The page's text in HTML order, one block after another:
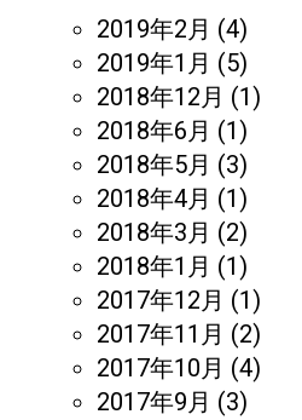
2019年2月 (4)
2019年1月 (5)
2018年12月 (1)
2018年6月 (1)
2018年5月 (3)
2018年4月 (1)
2018年3月 (2)
2018年1月 (1)
2017年12月 (1)
2017年11月 (2)
2017年10月 (4)
2017年9月 (3)